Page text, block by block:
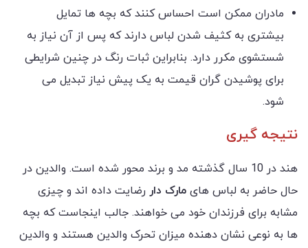
مادران ممکن است احساس کنند که بچه ها تمایل
بیشتری به کثیف شدن لباس دارند که پس از آن نیاز به
شستشوی مکرر دارد. بنابراین ثبات رنگ در چنین شرایطی
برای پوشیدن گران قیمت به یک پیش نیاز تبدیل می
شود.
نتیجه گیری
هند در 10 سال گذشته مد و برند محور شده است. والدین در
حال حاضر به لباس های مارک دار رضایت داده اند و چیزی
مشابه برای فرزندان خود می خواهند. جالب اینجاست که بچه
ها به نوعی نشان دهنده میزان تحرک والدین هستند و والدین